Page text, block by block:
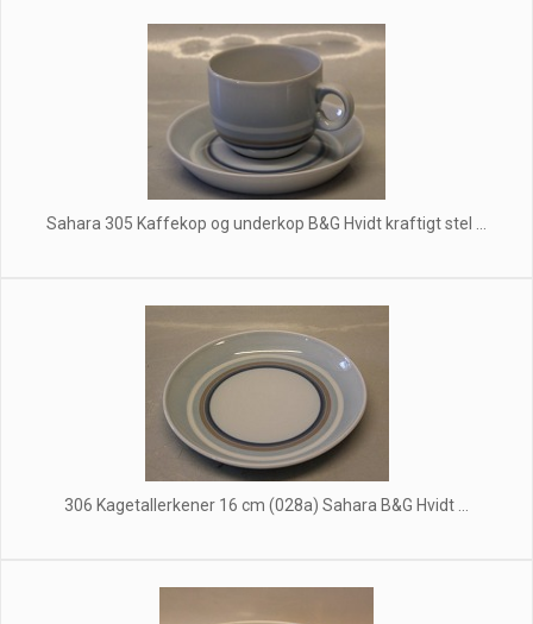
Sahara 305 Kaffekop og underkop B&G Hvidt kraftigt stel ...
306 Kagetallerkener 16 cm (028a) Sahara B&G Hvidt ...